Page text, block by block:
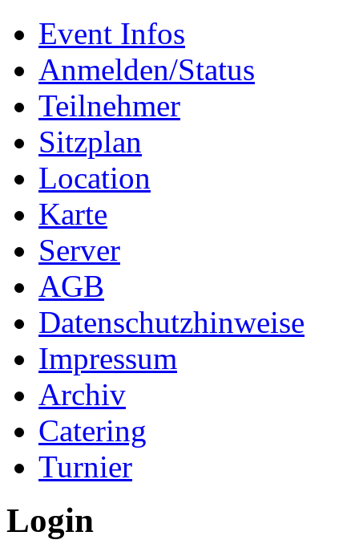
Event Infos
Anmelden/Status
Teilnehmer
Sitzplan
Location
Karte
Server
AGB
Datenschutzhinweise
Impressum
Archiv
Catering
Turnier
Login